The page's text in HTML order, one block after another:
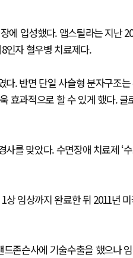
에 입성했다. 앱스틸라는 지난
인자 혈우병 치료제다.
. 반면 단일 사슬형 분자구조
효과적으로 할 수 있게 했다.
를 맞았다. 수면장애 치료제 ‘
임상까지 완료한 뒤 2011년
존슨사에 기술수출을 했으나